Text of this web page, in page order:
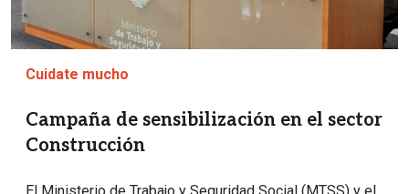
Cuidate mucho
Campaña de sensibilización en el sector
Construcción